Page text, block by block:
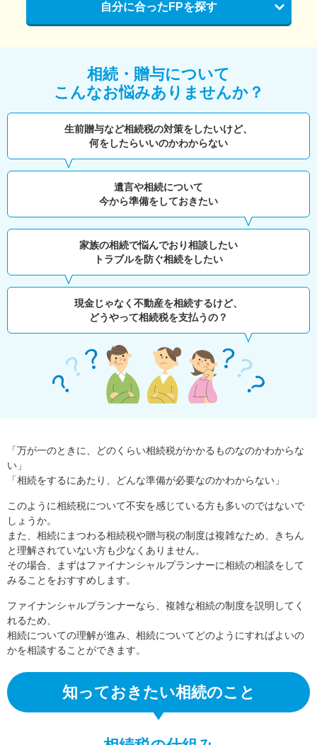
自分に合ったFPを探す
相続・贈与について
こんなお悩みありませんか？
生前贈与など相続税の対策をしたいけど、
何をしたらいいのかわからない
遺言や相続について
今から準備をしておきたい
家族の相続で悩んでおり相談したい
トラブルを防ぐ相続をしたい
現金じゃなく不動産を相続するけど、
どうやって相続税を支払うの？
「万が一のときに、どのくらい相続税がかかるものなのかわからな
い」
「相続をするにあたり、どんな準備が必要なのかわからない」
このように相続税について不安を感じている方も多いのではないで
しょうか。
また、相続にまつわる相続税や贈与税の制度は複雑なため、きちん
と理解されていない方も少なくありません。
その場合、まずはファイナンシャルプランナーに相続の相談をして
みることをおすすめします。
ファイナンシャルプランナーなら、複雑な相続の制度を説明してく
れるため、
相続についての理解が進み、相続についてどのようにすればよいの
かを相談することができます。
知っておきたい相続のこと